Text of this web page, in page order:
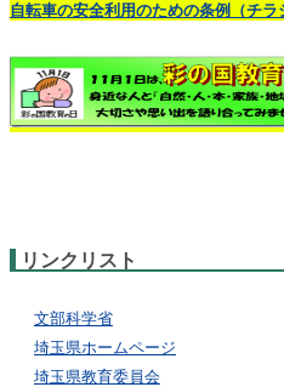
自転車の安全利用のための条例（チ
リンクリスト
文部科学省
埼玉県ホームページ
埼玉県教育委員会